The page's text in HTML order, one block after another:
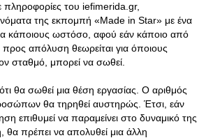
του iefimerida.gr,
της εκπομπή «Made in Star» με ένα
κάποιους ωστόσο, αφού εάν κάποιο από
απόλυση θεωρείται για όποιους
σταθμό, μπορεί να σωθεί.
θα σωθεί μια θέση εργασίας. Ο αριθμός
θα τηρηθεί αυστηρώς. Έτσι, εάν
επιθυμεί να παραμείνει στο δυναμικό της
θα πρέπει να απολυθεί μια άλλη